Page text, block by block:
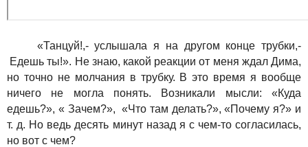
«Танцуй!,- услышала я на другом конце трубки,-
Едешь ты!». Не знаю, какой реакции от меня ждал Дима,
но точно не молчания в трубку. В это время я вообще
ничего не могла понять. Возникали мысли: «Куда
едешь?», « Зачем?», «Что там делать?», «Почему я?» и
т. д. Но ведь десять минут назад я с чем-то согласилась,
но вот с чем?